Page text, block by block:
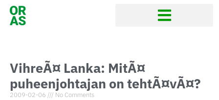
VihreÃ¤ Lanka: MitÃ¤
puheenjohtajan on tehtÃ¤vÃ¤?
2009-02-06 No Comments